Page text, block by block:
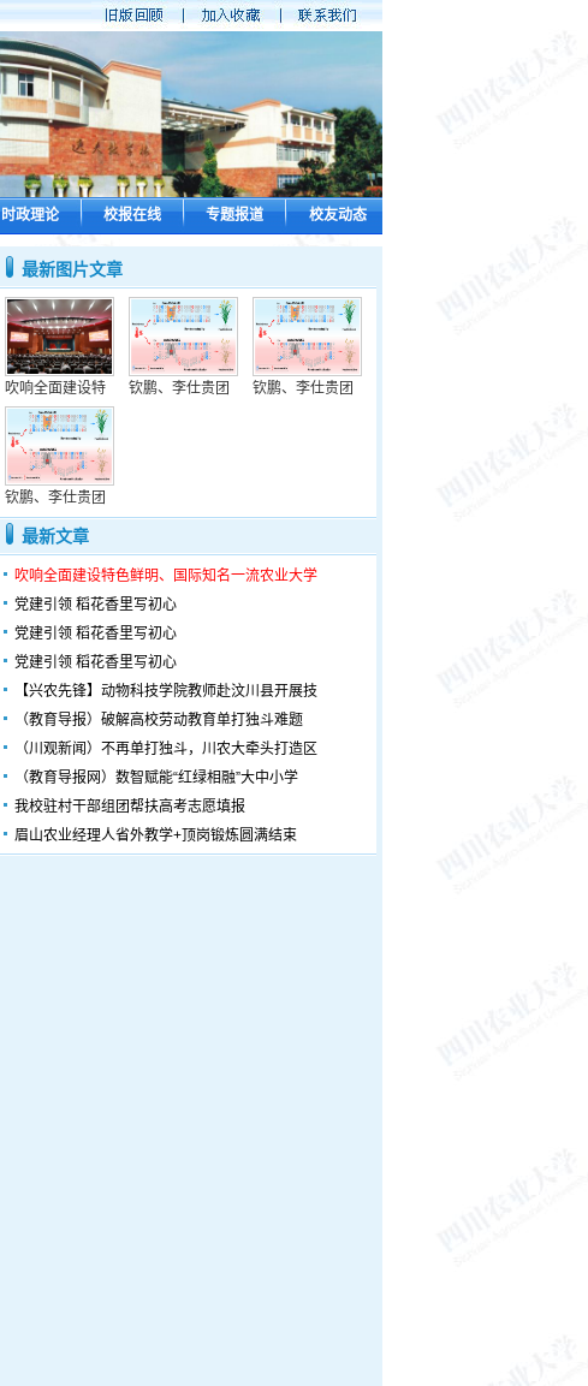
时政理论 校报在线 专题报道 校友动态
最新图片文章
吹响全面建设特 钦鹏、李仕贵团 钦鹏、李仕贵团
钦鹏、李仕贵团
最新文章
吹响全面建设特色鲜明、国际知名一流农业大学
党建引领 稻花香里写初心
党建引领 稻花香里写初心
党建引领 稻花香里写初心
【兴农先锋】动物科技学院教师赴汶川县开展技
（教育导报）破解高校劳动教育单打独斗难题
（川观新闻）不再单打独斗，川农大牵头打造区
（教育导报网）数智赋能“红绿相融”大中小学
我校驻村干部组团帮扶高考志愿填报
眉山农业经理人省外教学+顶岗锻炼圆满结束